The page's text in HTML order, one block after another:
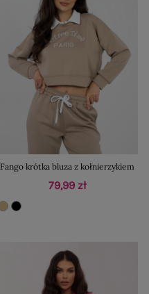
Fango krótka bluza z kołnierzykiem
79,99 zł